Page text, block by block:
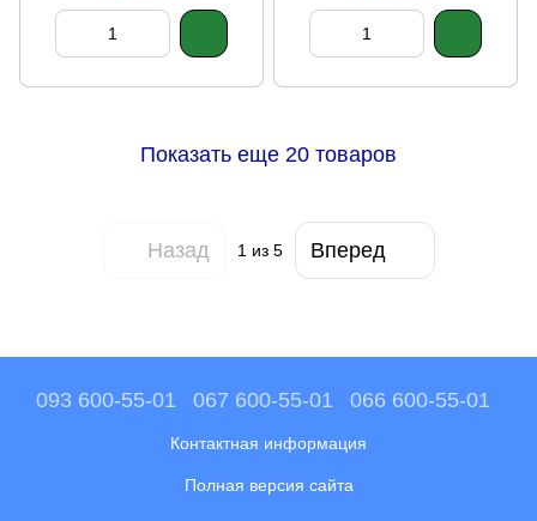
Показать еще 20 товаров
Назад 1из 5 Вперед
093 600-55-01 067 600-55-01 066 600-55-01
Контактная информация
Полная версия сайта